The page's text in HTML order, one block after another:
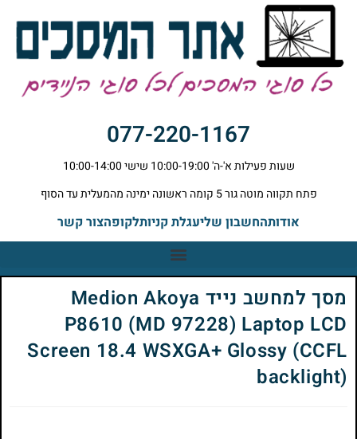
077-220-1167
שעות פעילות א'-ה' 10:00-19:00 שישי 10:00-14:00
פתח תקווה מוטה גור 5 קומה ראשונה ימינה מהמעלית עד הסוף
אודותהחשבון שליעגלת קניותלקופהצור קשר
מסך למחשב נייד Medion Akoya
P8610 (MD 97228) Laptop LCD
Screen 18.4 WSXGA+ Glossy (CCFL
backlight)